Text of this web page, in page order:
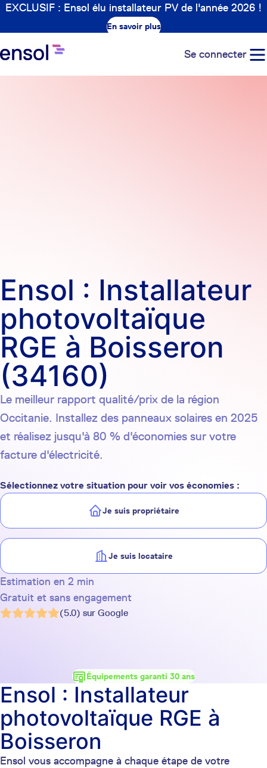
EXCLUSIF : Ensol élu installateur PV de l'année 2026 !
En savoir plus
Se connecter
Ensol : Installateur
photovoltaïque
RGE à Boisseron
(34160)
Le meilleur rapport qualité/prix de la région
Occitanie. Installez des panneaux solaires en 2025
et réalisez jusqu'à 80 % d'économies sur votre
facture d'électricité.
Sélectionnez votre situation pour voir vos économies :
Je suis propriétaire
Je suis locataire
Estimation en 2 min
Gratuit et sans engagement
(5.0) sur Google
Équipements garanti 30 ans
Ensol vous accompagne à chaque étape de votre
Ensol : Installateur
photovoltaïque RGE à
Boisseron